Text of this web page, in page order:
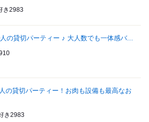
き2983
の貸切パーティー ♪ 大人数でも一体感バ...
の貸切パーティー！お肉も設備も最高なお
き2983